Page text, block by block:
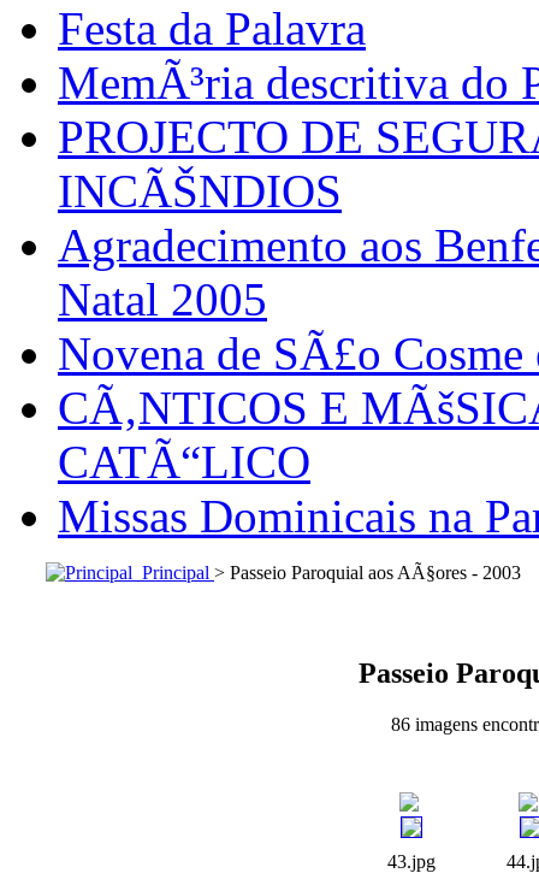
Festa da Palavra
MemÃ³ria descritiva do
PROJECTO DE
INCÃŠNDIOS
Agradecimento aos
Natal 2005
Novena de SÃ£o
CÃ‚NTICOS E
CATÃ“LICO
Missas Dominicais na
Principal > Passeio Paroquial aos AÃ§ores - 2003
Passeio
86 imagens
43.jpg